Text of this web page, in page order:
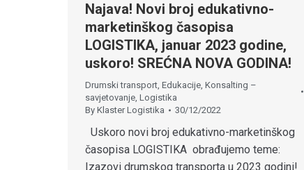
Najava! Novi broj edukativno-
marketinškog časopisa
LOGISTIKA, januar 2023 godine,
uskoro! SREĆNA NOVA GODINA!
Drumski transport, Edukacije, Konsalting –
savjetovanje, Logistika
By Klaster Logistika 30/12/2022
Uskoro novi broj edukativno-marketinškog
časopisa LOGISTIKA obrađujemo teme:
Izazovi drumskog transporta u 2023 godini!